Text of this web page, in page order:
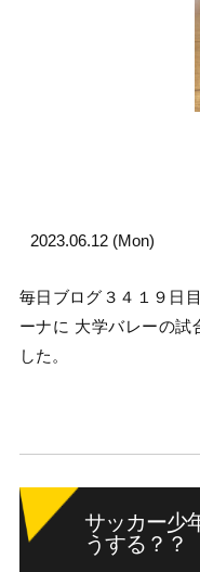
2023.06.12 (Mon)
毎日ブログ３４１９
ーナに 大学バレーの試
した。
サッカー少
うする？？